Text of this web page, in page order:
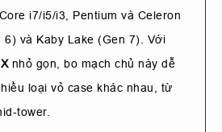
i7/i5/i3, Pentium và Celeron
6) và Kaby Lake (Gen 7). Với
nhỏ gọn, bo mạch chủ này dễ
loại vỏ case khác nhau, từ
tower.